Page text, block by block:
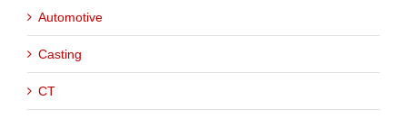
Automotive
Casting
CT